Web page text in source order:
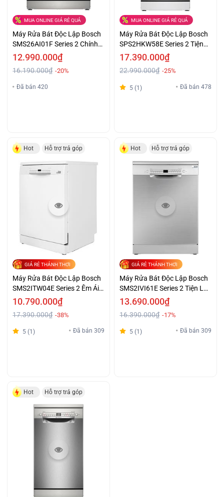
MUA ONLINE GIÁ RẺ QUÁ
Máy Rửa Bát Độc Lập Bosch
SMS26AI01F Series 2 Chính
Hãng Giá Tiết Kiệm
12.990.000₫
16.190.000₫ -20%
Đã bán 420
MUA ONLINE GIÁ RẺ QUÁ
Máy Rửa Bát Độc Lập Bosch
SPS2HKW58E Series 2 Tiện
Lợi Tiết Kiệm Giá Tốt
17.390.000₫
22.990.000₫ -25%
5 (1) Đã bán 478
Hot Hỗ trợ trả góp
GIÁ RẺ THẢNH THƠI
Máy Rửa Bát Độc Lập Bosch
SMS2ITW04E Series 2 Êm Ái
Giá Tốt
10.790.000₫
17.390.000₫ -38%
5 (1) Đã bán 309
Hot Hỗ trợ trả góp
GIÁ RẺ THẢNH THƠI
Máy Rửa Bát Độc Lập Bosch
SMS2IVI61E Series 2 Tiện Lợi
Giá Tiết Kiệm
13.690.000₫
16.390.000₫ -17%
5 (1) Đã bán 309
Hot Hỗ trợ trả góp